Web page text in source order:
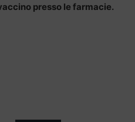
presso le farmacie.